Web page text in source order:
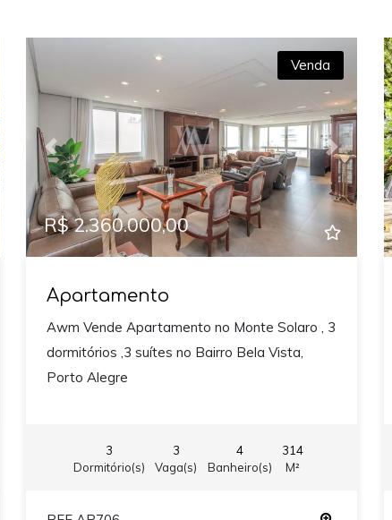
Previous Next
Venda
R$ 2.360.000,00
Apartamento
Awm Vende Apartamento no Monte Solaro , 3
dormitórios ,3 suítes no Bairro Bela Vista,
Porto Alegre
3
Dormitório(s)
3
Vaga(s)
4
Banheiro(s)
314
M²